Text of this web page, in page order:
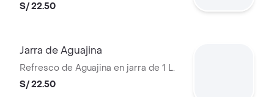
S/ 22.50
Jarra de Aguajina
Refresco de Aguajina en jarra de 1 L.
S/ 22.50